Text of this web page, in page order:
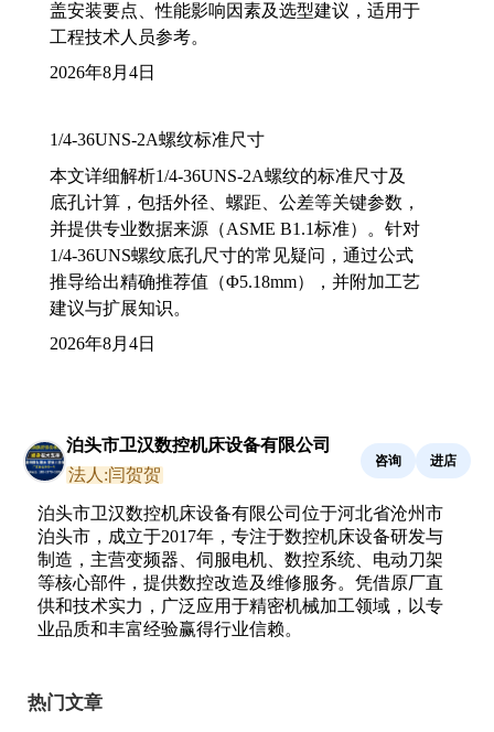
盖安装要点、性能影响因素及选型建议，适用于
工程技术人员参考。
2026年8月4日
1/4-36UNS-2A螺纹标准尺寸
本文详细解析1/4-36UNS-2A螺纹的标准尺寸及
底孔计算，包括外径、螺距、公差等关键参数，
并提供专业数据来源（ASME B1.1标准）。针对
1/4-36UNS螺纹底孔尺寸的常见疑问，通过公式
推导给出精确推荐值（Φ5.18mm），并附加工艺
建议与扩展知识。
2026年8月4日
泊头市卫汉数控机床设备有限公司
法人:闫贺贺
咨询 进店
泊头市卫汉数控机床设备有限公司位于河北省沧州市
泊头市，成立于2017年，专注于数控机床设备研发与
制造，主营变频器、伺服电机、数控系统、电动刀架
等核心部件，提供数控改造及维修服务。凭借原厂直
供和技术实力，广泛应用于精密机械加工领域，以专
业品质和丰富经验赢得行业信赖。
热门文章